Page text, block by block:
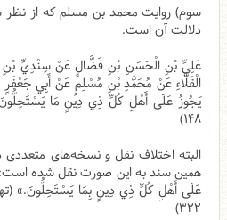
سوم) روایت محمد بن مسلم که از نظر
دلالت آن است.
عَلِيِّ بْنِ الْحَسَنِ بْنِ فَضَّالٍ عَنْ سِنْدِيِّ بْنِ
الْقَلَّاءِ عَنْ مُحَمَّدِ بْنِ مُسْلِمٍ عَنْ أَبِي جَعْفَرٍ
۱۴۸)
البته اختلاف نقل و نسخه‌های متعددی
همین سند به این صورت نقل شده
عَلَى أَهْلِ كُلِّ ذِي دِينٍ بِمَايَسْتَحِلُّونَ.
۳۲۲)